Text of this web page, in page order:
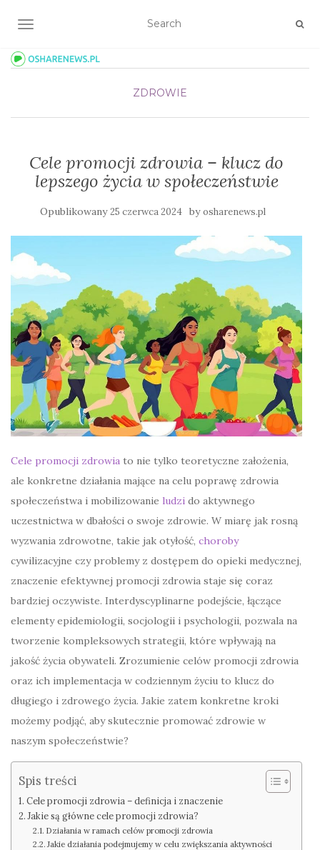
TOGGLE NAVIGATION
ZDROWIE
Cele promocji zdrowia – klucz do
lepszego życia w społeczeństwie
Opublikowany25 czerwca 2024 byosharenews.pl
Cele promocji zdrowia to nie tylko teoretyczne założenia,
ale konkretne działania mające na celu poprawę zdrowia
społeczeństwa i mobilizowanie ludzi do aktywnego
uczestnictwa w dbałości o swoje zdrowie. W miarę jak rosną
wyzwania zdrowotne, takie jak otyłość, choroby
cywilizacyjne czy problemy z dostępem do opieki medycznej,
znaczenie efektywnej promocji zdrowia staje się coraz
bardziej oczywiste. Interdyscyplinarne podejście, łączące
elementy epidemiologii, socjologii i psychologii, pozwala na
tworzenie kompleksowych strategii, które wpływają na
jakość życia obywateli. Zrozumienie celów promocji zdrowia
oraz ich implementacja w codziennym życiu to klucz do
długiego i zdrowego życia. Jakie zatem konkretne kroki
możemy podjąć, aby skutecznie promować zdrowie w
naszym społeczeństwie?
Spis treści
Cele promocji zdrowia – definicja i znaczenie
Jakie są główne cele promocji zdrowia?
Działania w ramach celów promocji zdrowia
Jakie działania podejmujemy w celu zwiększania aktywności